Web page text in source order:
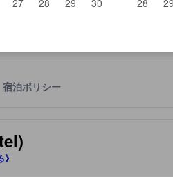
27 28 29
30
28
29
宿泊ポリシー
測される快適さや客室のレベルを